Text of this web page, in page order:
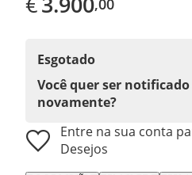
,00
Esgotado
Você quer ser
novamente?
Entre na sua conta
Desejos